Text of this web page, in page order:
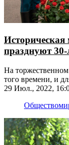
Историческая
празднуют
На
того времени, и
29 Июл., 2022,
Общество